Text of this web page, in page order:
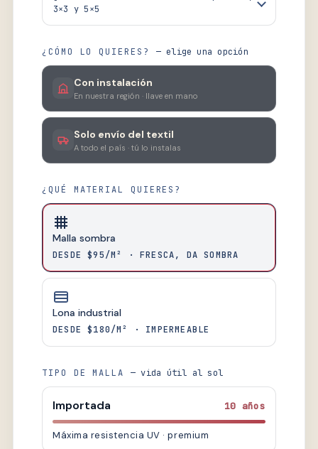
3×3 y 5×5
¿CÓMO LO QUIERES? — elige una opción
Con instalación
En nuestra región · llave en mano
Solo envío del textil
A todo el país · tú lo instalas
¿QUÉ MATERIAL QUIERES?
Malla sombra
DESDE $95/M² · FRESCA, DA SOMBRA
Lona industrial
DESDE $180/M² · IMPERMEABLE
TIPO DE MALLA — vida útil al sol
Importada 10 años
Máxima resistencia UV · premium